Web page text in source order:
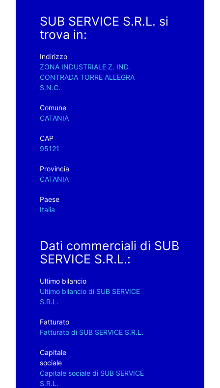
SUB SERVICE S.R.L. si
trova in:
Indirizzo
ZONA INDUSTRIALE Z. IND.
CONTRADA TORRE ALLEGRA
S.N.C.
Comune
CATANIA
CAP
95121
Provincia
CATANIA
Paese
Italia
Dati commerciali di SUB
SERVICE S.R.L.:
Ultimo bilancio
Ultimo bilancio di SUB SERVICE
S.R.L.
Fatturato
Fatturato di SUB SERVICE S.R.L.
Capitale
sociale
Capitale sociale di SUB SERVICE
S.R.L.